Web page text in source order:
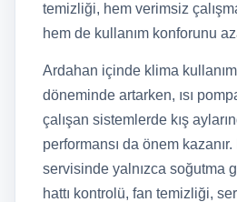
temizliği, hem verimsiz
hem de kullanım konforunu
Ardahan içinde klima
döneminde artarken, ısı
çalışan sistemlerde kış
performansı da önem
servisinde yalnızca soğutma
hattı kontrolü, fan temizliği,